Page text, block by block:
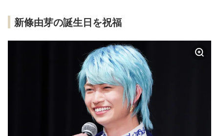
新條由芽の誕生日を祝福